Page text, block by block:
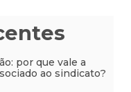
por que vale a
ao sindicato?